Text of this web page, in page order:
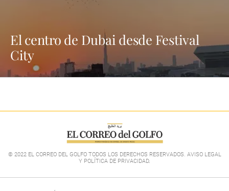
El centro de Dubai desde Festival
City
© 2022 EL CORREO DEL GOLFO TODOS LOS DERECHOS RESERVADOS. AVISO LEGAL
Y POLÍTICA DE PRIVACIDAD.